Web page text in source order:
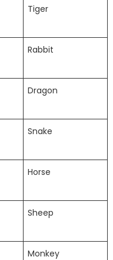
Tiger
Rabbit
Dragon
Snake
Horse
Sheep
Monkey